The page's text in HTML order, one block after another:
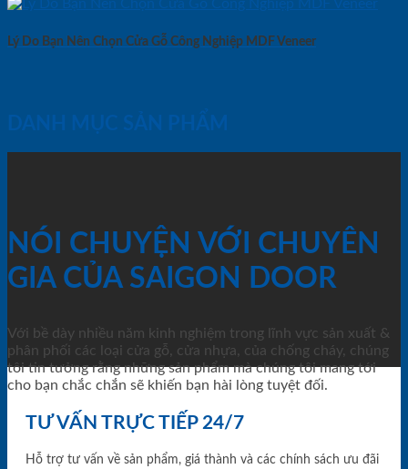
Lý Do Bạn Nên Chọn Cửa Gỗ Công Nghiệp MDF Veneer
DANH MỤC SẢN PHẨM
NÓI CHUYỆN VỚI CHUYÊN
GIA CỦA SAIGON DOOR
Với bề dày nhiều năm kinh nghiệm trong lĩnh vực sản xuất &
phân phối các loại cửa gỗ, cửa nhựa, của chống cháy, chúng
tôi tin tưởng rằng những sản phẩm mà chúng tôi mang tới
cho bạn chắc chắn sẽ khiến bạn hài lòng tuyệt đối.
TƯ VẤN TRỰC TIẾP 24/7
Hỗ trợ tư vấn về sản phẩm, giá thành và các chính sách ưu đãi